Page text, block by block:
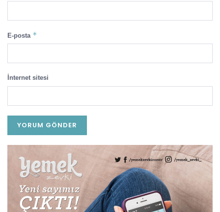
E-posta *
İnternet sitesi